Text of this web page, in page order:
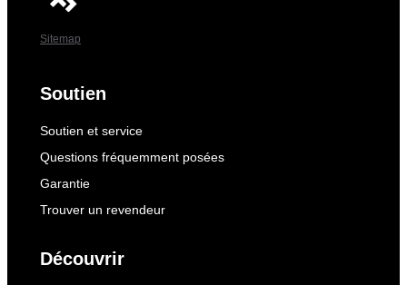
Sitemap
Soutien
Soutien et service
Questions fréquemment posées
Garantie
Trouver un revendeur
Découvrir